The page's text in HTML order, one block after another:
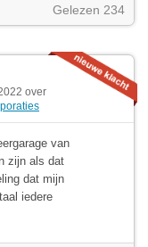
Gelezen 234
over
van
zijn als dat
dat mijn
iedere